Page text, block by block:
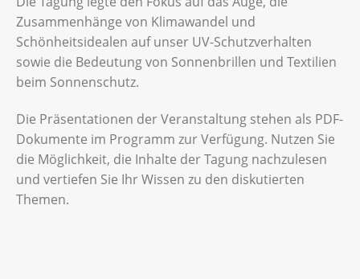
Zusammenhänge von Klimawandel und
Schönheitsidealen auf unser UV-Schutzverhalten
sowie die Bedeutung von Sonnenbrillen und Textilien
beim Sonnenschutz.
Die Präsentationen der Veranstaltung stehen als PDF-
Dokumente im Programm zur Verfügung. Nutzen Sie
die Möglichkeit, die Inhalte der Tagung nachzulesen
und vertiefen Sie Ihr Wissen zu den diskutierten
Themen.